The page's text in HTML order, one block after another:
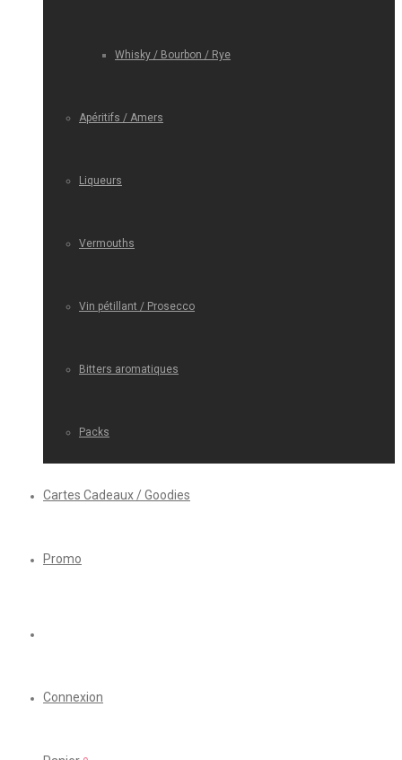
Whisky / Bourbon / Rye
Apéritifs / Amers
Liqueurs
Vermouths
Vin pétillant / Prosecco
Bitters aromatiques
Packs
Cartes Cadeaux / Goodies
Promo
Connexion